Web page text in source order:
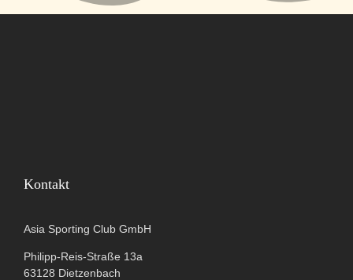
Kontakt
Asia Sporting Club GmbH
Philipp-Reis-Straße 13a
63128 Dietzenbach